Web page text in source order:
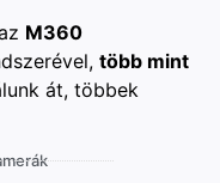
M360
több mint
át, többek